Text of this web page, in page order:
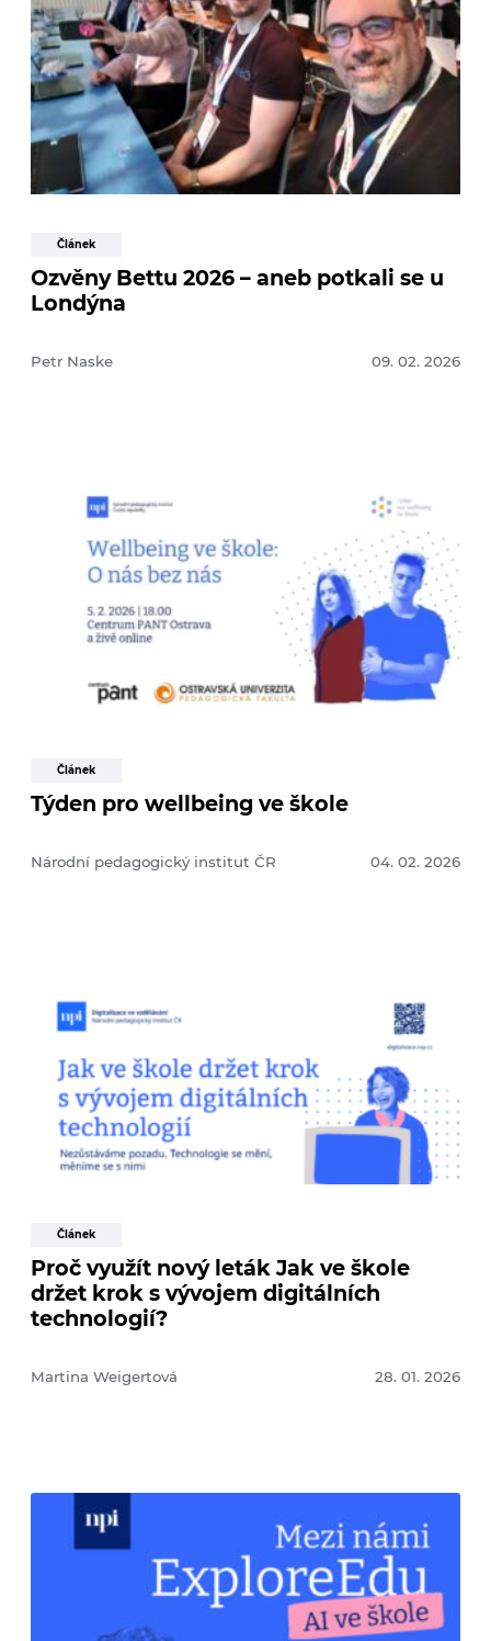
Článek
Ozvěny Bettu 2026 – aneb potkali se u
Londýna
Petr Naske 09. 02. 2026
Článek
Týden pro wellbeing ve škole
Národní pedagogický institut ČR 04. 02. 2026
Článek
Proč využít nový leták Jak ve škole
držet krok s vývojem digitálních
technologií?
Martina Weigertová 28. 01. 2026